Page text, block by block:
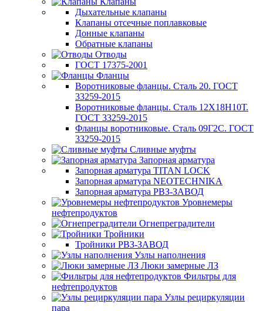
Дыхательные клапаны
Клапаны отсечные поплавковые
Донные клапаны
Обратные клапаны
Отводы
ГОСТ 17375-2001
Фланцы
Воротниковые фланцы. Сталь 20. ГОСТ
33259-2015
Воротниковые фланцы. Сталь 12Х18Н10Т.
ГОСТ 33259-2015
Фланцы воротниковые. Сталь 09Г2С. ГОСТ
33259-2015
Сливные муфты
Запорная арматура
Запорная арматура TITAN LOCK
Запорная арматура NEOTECHNIKA
Запорная арматура РВЗ-ЗАВОД
Уровнемеры
нефтепродуктов
Огнепреградители
Тройники
Тройники РВЗ-ЗАВОД
Узлы наполнения
Люки замерные ЛЗ
Фильтры для
нефтепродуктов
Узлы рециркуляции
пара